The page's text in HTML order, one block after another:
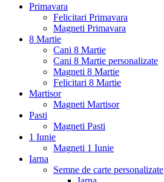
Primavara
Felicitari Primavara
Magneti Primavara
8 Martie
Cani 8 Martie
Cani 8 Martie personalizate
Magneti 8 Martie
Felicitari 8 Martie
Martisor
Magneti Martisor
Pasti
Magneti Pasti
1 Iunie
Magneti 1 Iunie
Iarna
Semne de carte personalizate